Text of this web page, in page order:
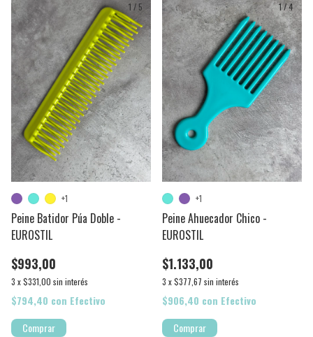
1 / 5
Peine Batidor Púa Doble -
EUROSTIL
$993,00
3 x$331,00 sin interés
$794,40 con Efectivo
+1
Comprar
1/4
Peine Ahuecador Chico -
EUROSTIL
$1.133,00
3 x$377,67 sin interés
$906,40 con Efectivo
+1
Comprar